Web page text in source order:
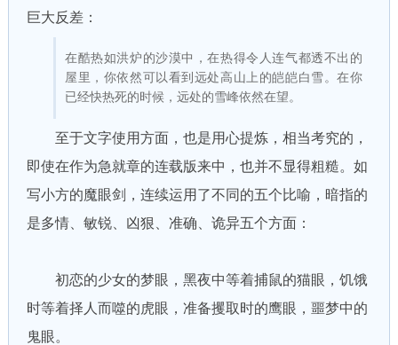
巨大反差：
在酷热如洪炉的沙漠中，在热得令人连气都透不出的
屋里，你依然可以看到远处高山上的皑皑白雪。在你
已经快热死的时候，远处的雪峰依然在望。
至于文字使用方面，也是用心提炼，相当考究的，
即使在作为急就章的连载版来中，也并不显得粗糙。如
写小方的魔眼剑，连续运用了不同的五个比喻，暗指的
是多情、敏锐、凶狠、准确、诡异五个方面：
初恋的少女的梦眼，黑夜中等着捕鼠的猫眼，饥饿
时等着择人而噬的虎眼，准备攫取时的鹰眼，噩梦中的
鬼眼。